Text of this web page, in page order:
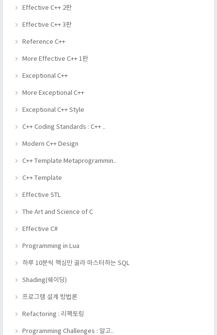
Effective C++ 2판
Effective C++ 3판
Reference C++
More Effective C++ 1판
Exceptional C++
More Exceptional C++
Exceptional C++ Style
C++ Coding Standards : C++ ..
Modern C++ Design
C++ Template Metaprogrammin..
C++ Template
Effective STL
The Art and Science of C
Effective C#
Programming in Lua
하루 10분씩 핵심만 골라 마스터하는 SQL
Shading(쉐이딩)
프로그램 설계 방법론
Refactoring : 리팩토링
Programming Challenges : 알고..